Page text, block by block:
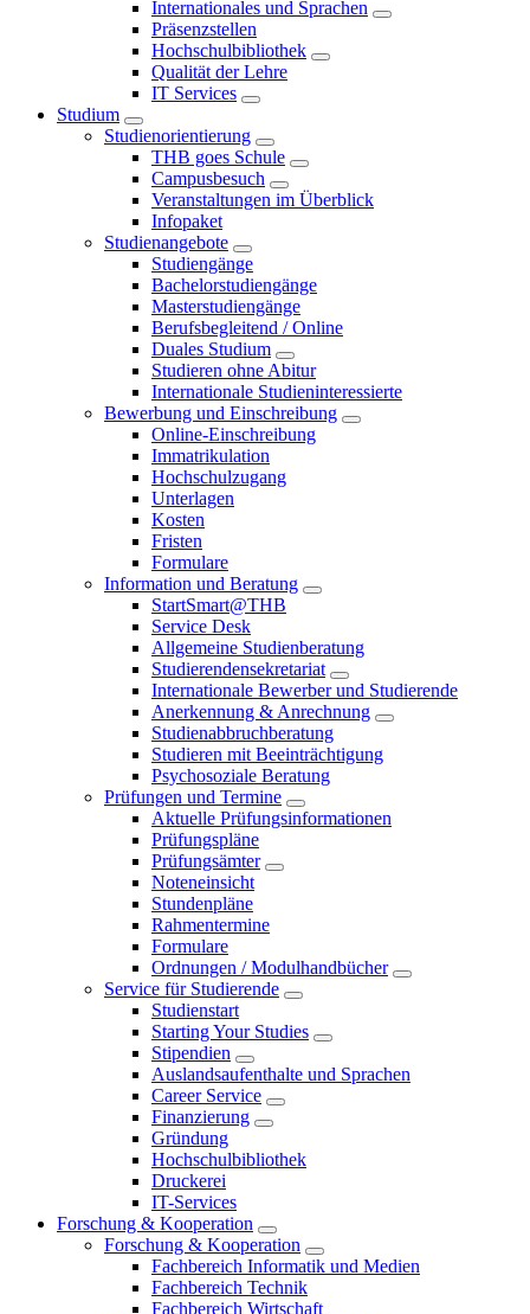
Internationales und Sprachen
Präsenzstellen
Hochschulbibliothek
Qualität der Lehre
IT Services
Studium
Studienorientierung
THB goes Schule
Campusbesuch
Veranstaltungen im Überblick
Infopaket
Studienangebote
Studiengänge
Bachelorstudiengänge
Masterstudiengänge
Berufsbegleitend / Online
Duales Studium
Studieren ohne Abitur
Internationale Studieninteressierte
Bewerbung und Einschreibung
Online-Einschreibung
Immatrikulation
Hochschulzugang
Unterlagen
Kosten
Fristen
Formulare
Information und Beratung
StartSmart@THB
Service Desk
Allgemeine Studienberatung
Studierendensekretariat
Internationale Bewerber und Studierende
Anerkennung & Anrechnung
Studienabbruchberatung
Studieren mit Beeinträchtigung
Psychosoziale Beratung
Prüfungen und Termine
Aktuelle Prüfungsinformationen
Prüfungspläne
Prüfungsämter
Noteneinsicht
Stundenpläne
Rahmentermine
Formulare
Ordnungen / Modulhandbücher
Service für Studierende
Studienstart
Starting Your Studies
Stipendien
Auslandsaufenthalte und Sprachen
Career Service
Finanzierung
Gründung
Hochschulbibliothek
Druckerei
IT-Services
Forschung & Kooperation
Forschung & Kooperation
Fachbereich Informatik und Medien
Fachbereich Technik
Fachbereich Wirtschaft